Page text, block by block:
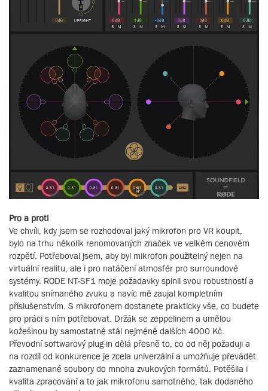
Pro a proti
Ve chvíli, kdy jsem se rozhodoval jaký mikrofon pro VR koupit,
bylo na trhu několik renomovaných značek ve velkém cenovém
rozpětí. Potřeboval jsem, aby byl mikrofon použitelný nejen na
virtuální realitu, ale i pro natáčení atmosfér pro surroundové
systémy. RODE NT-SF1 moje požadavky splnil svou robustností a
kvalitou snímaného zvuku a navíc mě zaujal kompletním
příslušenstvím. S mikrofonem dostanete prakticky vše, co budete
pro práci s ním potřebovat. Držák se zeppelinem a umělou
kožešinou by samostatně stál nejméně dalších 4000 Kč.
Převodní softwarový plug-in dělá přesně to, co od něj požaduji a
na rozdíl od konkurence je zcela univerzální a umožňuje převádět
zaznamenané soubory do mnoha zvukových formátů. Potěšila i
kvalita zpracování a to jak mikrofonu samotného, tak dodaného